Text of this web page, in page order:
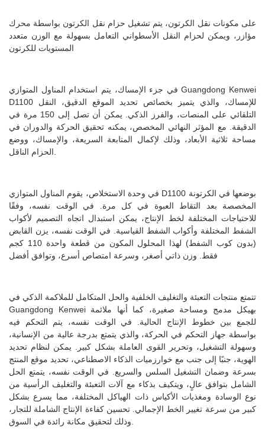
على مكونات نقل الكرتون، يتم تشغيل حزام نقل الكرتون بواسطة محرك
مؤازر، ويمكن لحزام النقل الأسطواني التعامل بسهولة مع الوزن متعدد
في جزء الإمساك، يتم استخدام المناول المتوازي Guangdong Kenwei
D1100 للإمساك، والذي يتميز بخصائص تحديد الموقع الدقيق، النقل
التلقائي على المنصات، والفرز الذكي. يمكن أن تصل إلى 150 مرة في
الدقيقة. مع المؤثر النهائي المخصص، يمكنه تحقيق الحركة والدوران في
مساحة ثلاثية الأبعاد، وذلك لإكمال المتابعة السريعة، والإمساك، ووضع
الحزام الناقل.
في وحدة الاستخلاص، يقوم المناول المتوازي D1100 بوضعها في الكرتونة
المخصصة بعد التقاط العبوة في كل مرة. في الوقت نفسه، وفقًا
للاحتياجات المختلفة لخط الإنتاج، يمكن استبدال اتجاه التصميم لأكواب
الشفط المختلفة وأكواب الشفط القياسية. في الوقت نفسه، يزن القابض
(بدون كوب الشفط) لهذا المحلول المكون من قطعة واحدة 110 كجم
تتمتع منتجات التعبئة والتغليف الخلفية والحل المتكامل للملاكمة الذكي في
Guangdong Kenwei بهيكل مدمج ومساحة صغيرة، كما أنها ملائمة
للجمع بين خطوط الإنتاج الحالية. في الوقت نفسه، يتم التحكم فيه
بواسطة جهاز التحكم في الحركة، والذي يتمتع بدرجة عالية من الإنسانية،
وسهولة التشغيل، وتحرير القوى العاملة بشكل كبير. يمكن لنظام تحديد
الهوية، جنبًا إلى جنب مع خوارزميات الذكاء الاصطناعي، تحديد موقع المنتج
بسرعة وضمان التشغيل السلس والسريع. في الوقت نفسه، يتمتع الحل
الشامل بتوافق عالٍ، ويتكيف بذكاء مع آلات التعبئة والتغليف الرأسية من
نوع الوسادة ومغذيات الأكياس ذات الهياكل المختلفة، مما يسرع بشكل
كبير من سرعة تغيير الخط الإجمالي. تحسين كفاءة الإنتاج الشاملة للتجار،
وذلك لتحقيق مكانة رائدة في السوق.